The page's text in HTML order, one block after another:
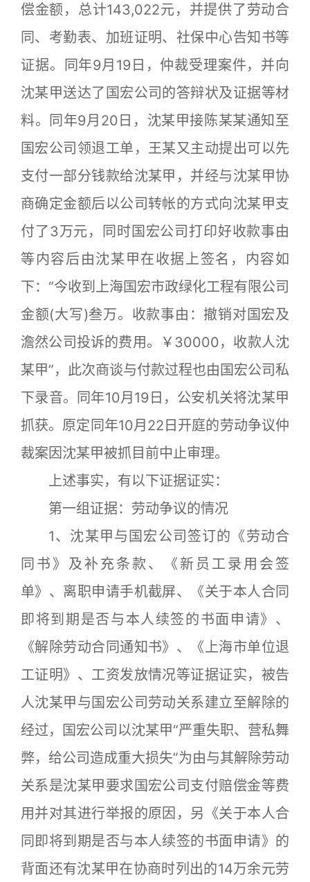
偿金额，总计143,022元，并提供了劳动合
同、考勤表、加班证明、社保中心告知书等
证据。同年9月19日，仲裁受理案件，并向
沈某甲送达了国宏公司的答辩状及证据等材
料。同年9月20日，沈某甲接陈某某通知至
国宏公司领退工单，王某又主动提出可以先
支付一部分钱款给沈某甲，并经与沈某甲协
商确定金额后以公司转帐的方式向沈某甲支
付了3万元，同时国宏公司打印好收款事由
等内容后由沈某甲在收据上签名，内容如
下：“今收到上海国宏市政绿化工程有限公司
金额(大写)叁万。收款事由：撤销对国宏及
澹然公司投诉的费用。￥30000，收款人沈
某甲”，此次商谈与付款过程也由国宏公司私
下录音。同年10月19日，公安机关将沈某甲
抓获。原定同年10月22日开庭的劳动争议仲
裁案因沈某甲被抓目前中止审理。
上述事实，有以下证据证实：
第一组证据：劳动争议的情况
1、沈某甲与国宏公司签订的《劳动合
同书》及补充条款、《新员工录用会签
单》、离职申请手机截屏、《关于本人合同
即将到期是否与本人续签的书面申请》、
《解除劳动合同通知书》、《上海市单位退
工证明》、工资发放情况等证据证实，被告
人沈某甲与国宏公司劳动关系建立至解除的
经过，国宏公司以沈某甲“严重失职、营私舞
弊，给公司造成重大损失”为由与其解除劳动
关系是沈某甲要求国宏公司支付赔偿金等费
用并对其进行举报的原因，另《关于本人合
同即将到期是否与本人续签的书面申请》的
背面还有沈某甲在协商时列出的14万余元劳